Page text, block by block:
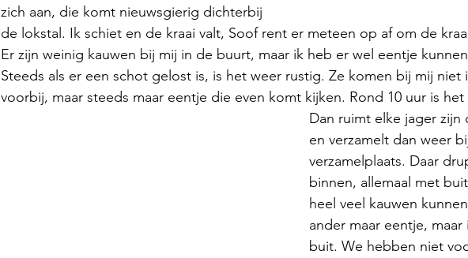
zich aan, die komt nieuwsgierig dichterbij
de lokstal. Ik schiet en de kraai valt, Soof rent er meteen op af om de
Er zijn weinig kauwen bij mij in de buurt, maar ik heb er wel eentje
Steeds als er een schot gelost is, is het weer rustig. Ze komen bij mij niet
voorbij, maar steeds maar eentje die even komt kijken. Rond 10 uur is het
Dan ruimt elke jager zijn
en verzamelt dan weer
verzamelplaats. Daar
binnen, allemaal met
heel veel kauwen
ander maar eentje,
buit. We hebben niet